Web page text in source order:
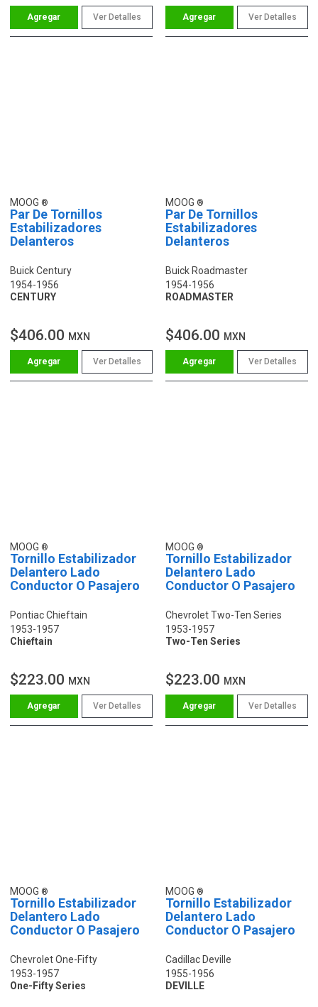
Ver Detalles Ver Detalles
MOOG
Par De Tornillos
Estabilizadores
Delanteros
Buick Century
1954-1956
CENTURY
$406.00 MXN
Ver Detalles
MOOG
Par De Tornillos
Estabilizadores
Delanteros
Buick Roadmaster
1954-1956
ROADMASTER
$406.00 MXN
Ver Detalles
MOOG
Tornillo Estabilizador
Delantero Lado
Conductor O Pasajero
Pontiac Chieftain
1953-1957
Chieftain
$223.00 MXN
Ver Detalles
MOOG
Tornillo Estabilizador
Delantero Lado
Conductor O Pasajero
Chevrolet Two-Ten Series
1953-1957
Two-Ten Series
$223.00 MXN
Ver Detalles
MOOG
Tornillo Estabilizador
Delantero Lado
Conductor O Pasajero
Chevrolet One-Fifty
1953-1957
One-Fifty Series
MOOG
Tornillo Estabilizador
Delantero Lado
Conductor O Pasajero
Cadillac Deville
1955-1956
DEVILLE